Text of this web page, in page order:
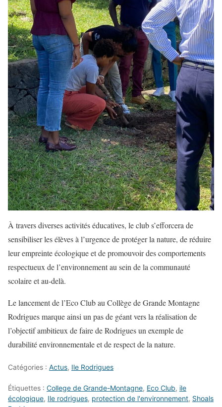
À travers diverses activités éducatives, le club s’efforcera de
sensibiliser les élèves à l’urgence de protéger la nature, de réduire
leur empreinte écologique et de promouvoir des comportements
respectueux de l’environnement au sein de la communauté
scolaire et au-delà.
Le lancement de l’Eco Club au Collège de Grande Montagne
Rodrigues marque ainsi un pas de géant vers la réalisation de
l’objectif ambitieux de faire de Rodrigues un exemple de
durabilité environnementale et de respect de la nature.
Catégories : Actus, Ile Rodrigues
Étiquettes : College de Grande-Montagne, Eco Club, ile
écologique, Ile rodrigues, protection de l'environnement, Shoals